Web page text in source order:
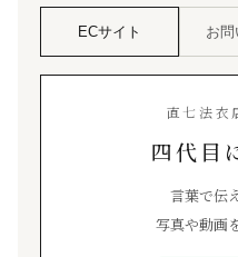
ECサイト お
直七法
四代目
言葉で伝
写真や動画